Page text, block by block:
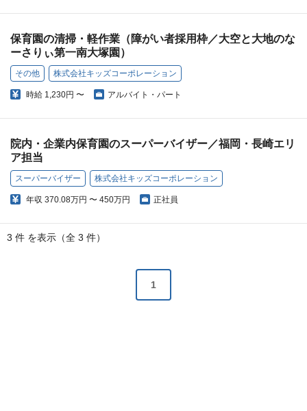
保育園の清掃・軽作業（障がい者採用枠／大空と大地のな
ーさりぃ第一南大塚園）
その他 株式会社キッズコーポレーション
時給 1,230円 〜 アルバイト・パート
院内・企業内保育園のスーパーバイザー／福岡・長崎エリ
ア担当
スーパーバイザー 株式会社キッズコーポレーション
年収 370.08万円 〜 450万円 正社員
3 件 を表示（全 3 件）
1